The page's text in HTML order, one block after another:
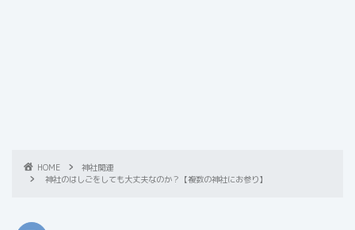
HOME
神社関連
神社のはしごをしても大丈夫なのか？【複数の神社にお参り】